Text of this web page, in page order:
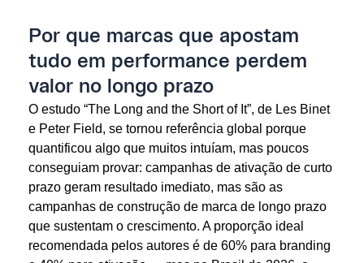
Por que marcas que apostam
tudo em performance perdem
valor no longo prazo
O estudo “The Long and the Short of It”, de Les Binet
e Peter Field, se tornou referência global porque
quantificou algo que muitos intuíam, mas poucos
conseguiam provar: campanhas de ativação de curto
prazo geram resultado imediato, mas são as
campanhas de construção de marca de longo prazo
que sustentam o crescimento. A proporção ideal
recomendada pelos autores é de 60% para branding